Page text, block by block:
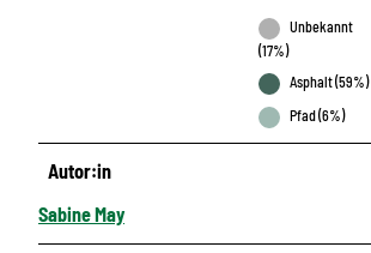
Unbekannt
(17%)
Asphalt (59%)
Pfad (6%)
Autor:in
Sabine May